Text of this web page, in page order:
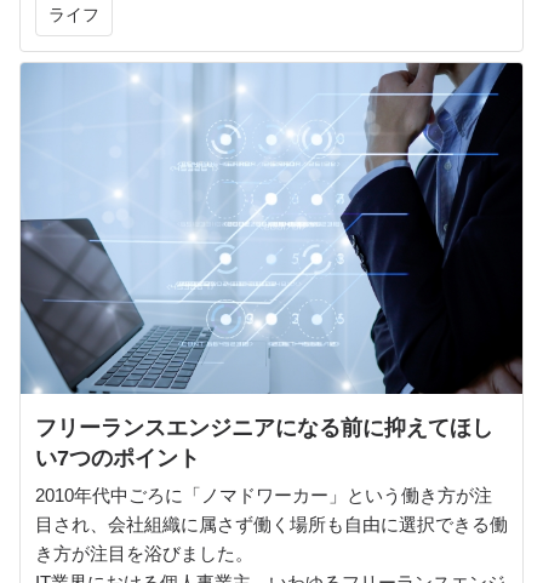
という4通りが代表的ですが、今回は④に重点を置いてお
ライフ
フリーランスエンジニアになる前に抑えてほし
い7つのポイント
2010年代中ごろに「ノマドワーカー」という働き方が注
目され、会社組織に属さず働く場所も自由に選択できる働
き方が注目を浴びました。